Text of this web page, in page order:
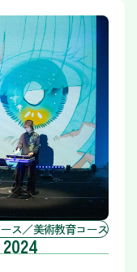
ス／美術教育コース